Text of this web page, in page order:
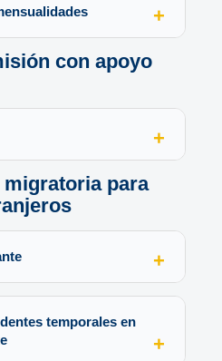
con apoyo
para
temporales en